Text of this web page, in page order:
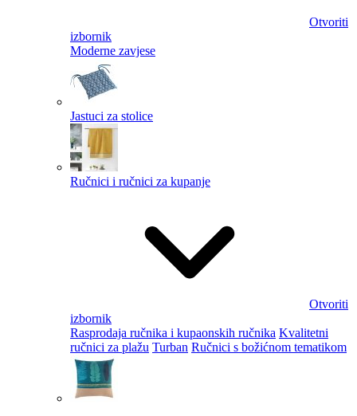
Otvoriti
izbornik
Moderne zavjese
Jastuci za stolice
Ručnici i ručnici za kupanje
Otvoriti
izbornik
Rasprodaja ručnika i kupaonskih ručnika Kvalitetni
ručnici za plažu Turban Ručnici s božićnom tematikom